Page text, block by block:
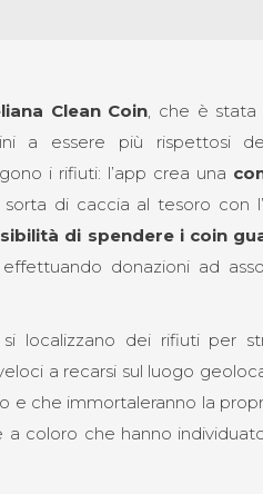
Clean Coin, che è stata
a essere più rispettosi
i rifiuti: l’app crea una
di caccia al tesoro con
di spendere i coin
donazioni ad
localizzano dei rifiuti per
a recarsi sul luogo
e che immortaleranno la
coloro che hanno